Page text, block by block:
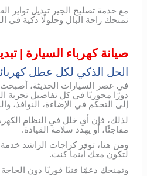
مع خدمة تصليح الجير تبديل تواير
نمنحك راحة البال وحلولًا ذكية في
صيانة كهرباء السيارة |
الحل الذكي لكل عطل
في عصر السيارات الحديثة، أصبحت
دورًا محوريًا في كل تفاصيل تجربة
إلى التحكم في الإضاءة، النوافذ،
لذلك، فإن أي خلل في النظام
مفاجئًا، أو يهدد سلامة القيادة.
ومن هنا، توفر كراجات الراشد خدمة
لتكون معك أينما كنت.
وتمنحك دعمًا فنيًا فوريًا دون